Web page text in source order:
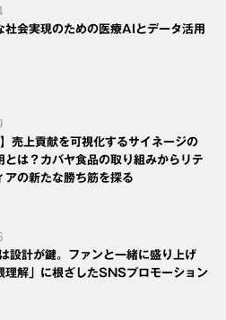
社会実現のための医療AIとデータ活用
売上貢献を可視化するサイネージの
とは？カバヤ食品の取り組みからリテ
アの新たな勝ち筋を探る
設計が鍵。ファンと一緒に盛り上げ
理解」に根ざしたSNSプロモーション